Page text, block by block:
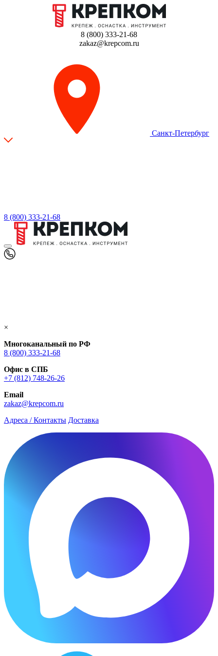
8 (800) 333-21-68
zakaz@krepcom.ru
Санкт-Петербург
8 (800) 333-21-68
×
Многоканальный по РФ
8 (800) 333‑21-68
Офис в СПБ
+7 (812) 748‑26-26
Email
zakaz@krepcom.ru
Адреса / Контакты Доставка